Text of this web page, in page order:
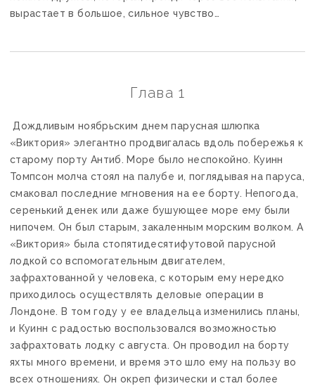
вырастает в большое, сильное чувство…
Глава 1
Дождливым ноябрьским днем парусная шлюпка
«Виктория» элегантно продвигалась вдоль побережья к
старому порту Антиб. Море было неспокойно. Куинн
Томпсон молча стоял на палубе и, поглядывая на паруса,
смаковал последние мгновения на ее борту. Непогода,
серенький денек или даже бушующее море ему были
нипочем. Он был старым, закаленным морским волком. А
«Виктория» была стопятидесятифутовой парусной
лодкой со вспомогательным двигателем,
зафрахтованной у человека, с которым ему нередко
приходилось осуществлять деловые операции в
Лондоне. В том году у ее владельца изменились планы,
и Куинн с радостью воспользовался возможностью
зафрахтовать лодку с августа. Он проводил на борту
яхты много времени, и время это шло ему на пользу во
всех отношениях. Он окреп физически и стал более